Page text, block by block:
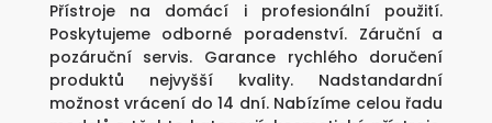
Přístroje na domácí i profesionální použití.
Poskytujeme odborné poradenství. Záruční a
pozáruční servis. Garance rychlého doručení
produktů nejvyšší kvality. Nadstandardní
možnost vrácení do 14 dní. Nabízíme celou řadu